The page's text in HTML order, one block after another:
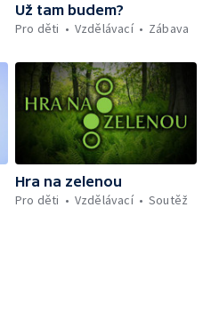
Už tam budem?
Pro děti
Vzdělávací Zábava
Hra na zelenou
Pro děti
Vzdělávací Soutěž